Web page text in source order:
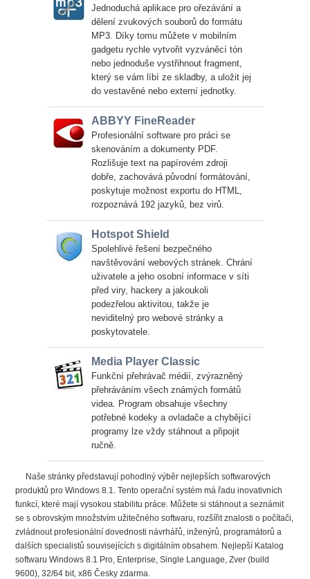
Jednoduchá aplikace pro ořezávání a
dělení zvukových souborů do formátu
MP3. Díky tomu můžete v mobilním
gadgetu rychle vytvořit vyzváněcí tón
nebo jednoduše vystřihnout fragment,
který se vám líbí ze skladby, a uložit jej
do vestavěné nebo externí jednotky.
ABBYY FineReader
Profesionální software pro práci se
skenováním a dokumenty PDF.
Rozlišuje text na papírovém zdroji
dobře, zachovává původní formátování,
poskytuje možnost exportu do HTML,
rozpoznává 192 jazyků, bez virů.
Hotspot Shield
Spolehlivé řešení bezpečného
navštěvování webových stránek. Chrání
uživatele a jeho osobní informace v síti
před viry, hackery a jakoukoli
podezřelou aktivitou, takže je
neviditelný pro webové stránky a
poskytovatele.
Media Player Classic
Funkční přehrávač médií, zvýrazněný
přehráváním všech známých formátů
videa. Program obsahuje všechny
potřebné kodeky a ovladače a chybějící
programy lze vždy stáhnout a připojit
ručně.
Naše stránky představují pohodlný výběr nejlepších softwarových
produktů pro Windows 8.1. Tento operační systém má řadu inovativních
funkcí, které mají vysokou stabilitu práce. Můžete si stáhnout a seznámit
se s obrovským množstvím užitečného softwaru, rozšířit znalosti o počítači,
zvládnout profesionální dovednosti návrhářů, inženýrů, programátorů a
dalších specialistů souvisejících s digitálním obsahem. Nejlepší Katalog
softwaru Windows 8.1 Pro, Enterprise, Single Language, Zver (build
9600), 32/64 bit, x86 Česky zdarma.